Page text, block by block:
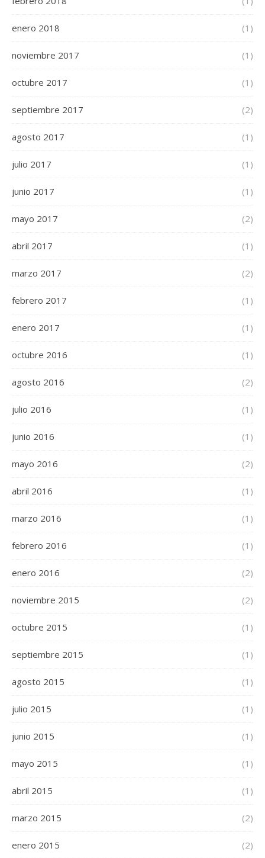
enero 2018 (1)
noviembre 2017 (1)
octubre 2017 (1)
septiembre 2017 (2)
agosto 2017 (1)
julio 2017 (1)
junio 2017 (1)
mayo 2017 (2)
abril 2017 (1)
marzo 2017 (2)
febrero 2017 (1)
enero 2017 (1)
octubre 2016 (1)
agosto 2016 (2)
julio 2016 (1)
junio 2016 (1)
mayo 2016 (2)
abril 2016 (1)
marzo 2016 (1)
febrero 2016 (1)
enero 2016 (2)
noviembre 2015 (2)
octubre 2015 (1)
septiembre 2015 (1)
agosto 2015 (1)
julio 2015 (1)
junio 2015 (1)
mayo 2015 (1)
abril 2015 (1)
marzo 2015 (2)
enero 2015 (2)